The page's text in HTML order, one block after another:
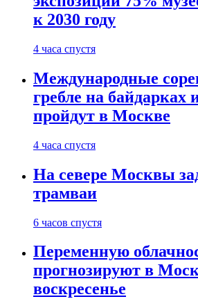
к 2030 году
4 часа спустя
Международные
гребле на байдарках
пройдут в Москве
4 часа спустя
На севере Москвы
трамваи
6 часов спустя
Переменную
прогнозируют в
воскресенье